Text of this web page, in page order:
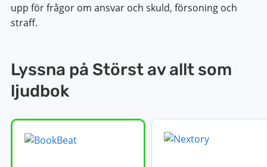
upp för frågor om ansvar och skuld, försoning och
straff.
Lyssna på Störst av allt som
ljudbok